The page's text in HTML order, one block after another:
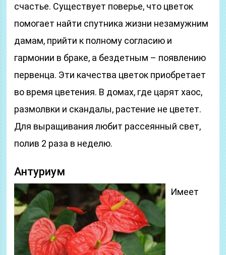
счастье. Существует поверье, что цветок
помогает найти спутника жизни незамужним
дамам, прийти к полному согласию и
гармонии в браке, а бездетным – появлению
первенца. Эти качества цветок приобретает
во время цветения. В домах, где царят хаос,
размолвки и скандалы, растение не цветет.
Для выращивания любит рассеянный свет,
полив 2 раза в неделю.
Антуриум
Имеет